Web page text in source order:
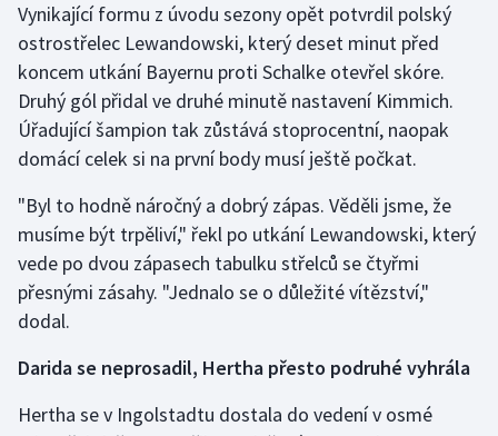
Golf
Gymnastika
Házená
Judo
Krasobruslení
Vynikající formu z úvodu sezony opět potvrdil polský
ostrostřelec Lewandowski, který deset minut před
koncem utkání Bayernu proti Schalke otevřel skóre.
Druhý gól přidal ve druhé minutě nastavení Kimmich.
Úřadující šampion tak zůstává stoprocentní, naopak
domácí celek si na první body musí ještě počkat.
"Byl to hodně náročný a dobrý zápas. Věděli jsme, že
musíme být trpěliví," řekl po utkání Lewandowski, který
vede po dvou zápasech tabulku střelců se čtyřmi
přesnými zásahy. "Jednalo se o důležité vítězství,"
dodal.
Darida se neprosadil, Hertha přesto podruhé vyhrála
Hertha se v Ingolstadtu dostala do vedení v osmé